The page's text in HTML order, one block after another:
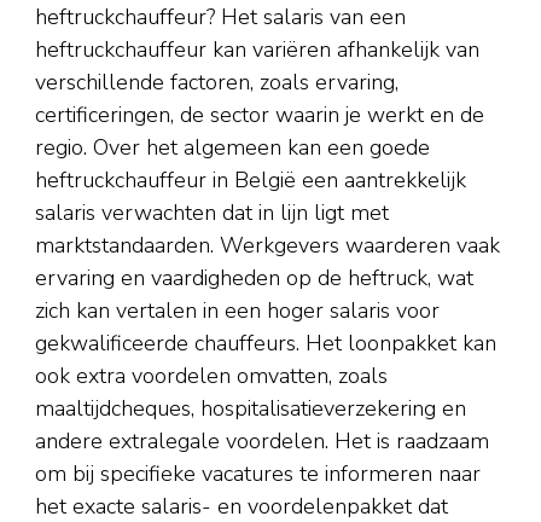
heftruckchauffeur? Het salaris van een
heftruckchauffeur kan variëren afhankelijk van
verschillende factoren, zoals ervaring,
certificeringen, de sector waarin je werkt en de
regio. Over het algemeen kan een goede
heftruckchauffeur in België een aantrekkelijk
salaris verwachten dat in lijn ligt met
marktstandaarden. Werkgevers waarderen vaak
ervaring en vaardigheden op de heftruck, wat
zich kan vertalen in een hoger salaris voor
gekwalificeerde chauffeurs. Het loonpakket kan
ook extra voordelen omvatten, zoals
maaltijdcheques, hospitalisatieverzekering en
andere extralegale voordelen. Het is raadzaam
om bij specifieke vacatures te informeren naar
het exacte salaris- en voordelenpakket dat